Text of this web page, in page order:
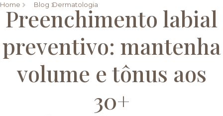
Home Blog Dermatologia
Preenchimento labial
preventivo: mantenha
volume e tônus aos
30+